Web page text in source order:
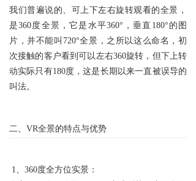
我们普遍说的、可上下左右旋转观看的全景，
是360度全景，它是水平360°，垂直180°的图
片，并不能叫720°全景，之所以这么命名，初
次接触的客户看到可以左右360旋转，但下上转
动实际只有180度，这是长期以来一直被误导的
叫法。
二、VR全景的特点与优势
1、360度全方位实景：